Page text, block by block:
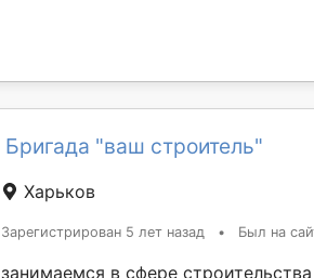
Бригада "ваш строитель"
Харьков
Зарегистрирован 5 лет назад • Был на
занимаемся в сфере строительства